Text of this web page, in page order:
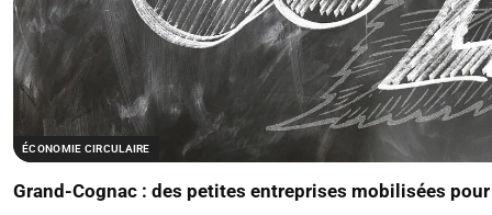
ÉCONOMIE CIRCULAIRE
Grand-Cognac : des petites entreprises mobilisées